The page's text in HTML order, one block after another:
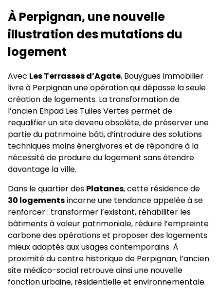
À Perpignan, une nouvelle
illustration des mutations du
logement
Avec Les Terrasses d’Agate, Bouygues Immobilier
livre à Perpignan une opération qui dépasse la seule
création de logements. La transformation de
l’ancien Ehpad Les Tuiles Vertes permet de
requalifier un site devenu obsolète, de préserver une
partie du patrimoine bâti, d’introduire des solutions
techniques moins énergivores et de répondre à la
nécessité de produire du logement sans étendre
davantage la ville.
Dans le quartier des Platanes, cette résidence de
30 logementsincarne une tendance appelée à se
renforcer : transformer l’existant, réhabiliter les
bâtiments à valeur patrimoniale, réduire l’empreinte
carbone des opérations et proposer des logements
mieux adaptés aux usages contemporains. À
proximité du centre historique de Perpignan, l’ancien
site médico-social retrouve ainsi une nouvelle
fonction urbaine, résidentielle et environnementale.